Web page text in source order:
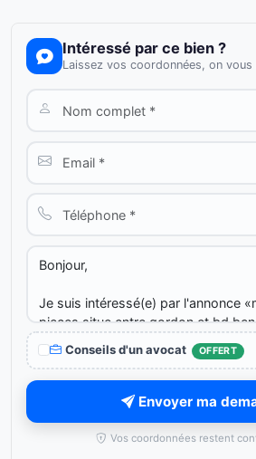
Intéressé par ce bien ?
Laissez vos coordonnées, on vous
Conseils d'un avocat OFFERT
Envoyer ma
Vos coordonnées restent